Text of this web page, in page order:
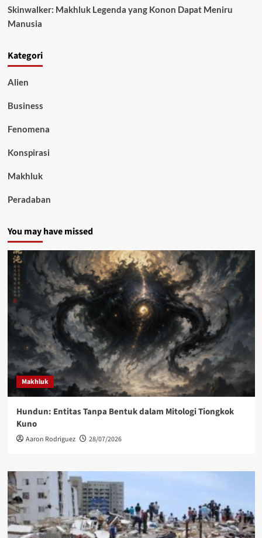
Skinwalker: Makhluk Legenda yang Konon Dapat Meniru
Manusia
Kategori
Alien
Business
Fenomena
Konspirasi
Makhluk
Peradaban
You may have missed
Makhluk
Hundun: Entitas Tanpa Bentuk dalam Mitologi Tiongkok
Kuno
Aaron Rodriguez 28/07/2026